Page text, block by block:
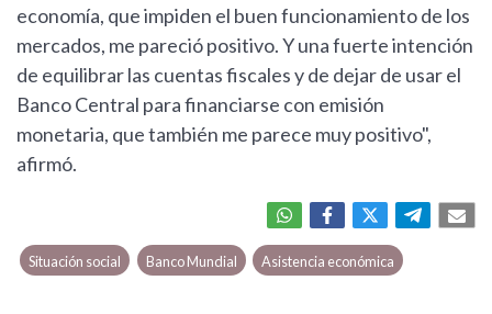
economía, que impiden el buen funcionamiento de los
mercados, me pareció positivo. Y una fuerte intención
de equilibrar las cuentas fiscales y de dejar de usar el
Banco Central para financiarse con emisión
monetaria, que también me parece muy positivo",
afirmó.
Situación social Banco Mundial Asistencia económica